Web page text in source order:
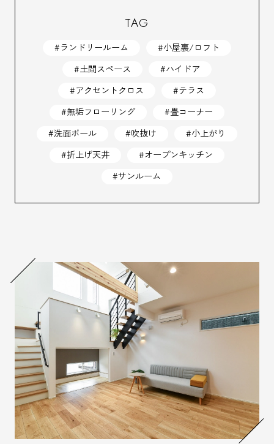
SUSTAINAの家
FEATURE
住まいの実例
STYLE
性能へのこだわり
QUALITY
お知らせ
NEWS
運営会社
COMPANY
TAG
#ランドリールーム
#小屋裏/ロフト
#土間スペース
#ハイドア
#アクセントクロス
#テラス
#無垢フローリング
#畳コーナー
#洗面ボール
#吹抜け
#小上がり
#折上げ天井
#オープンキッチン
#サンルーム